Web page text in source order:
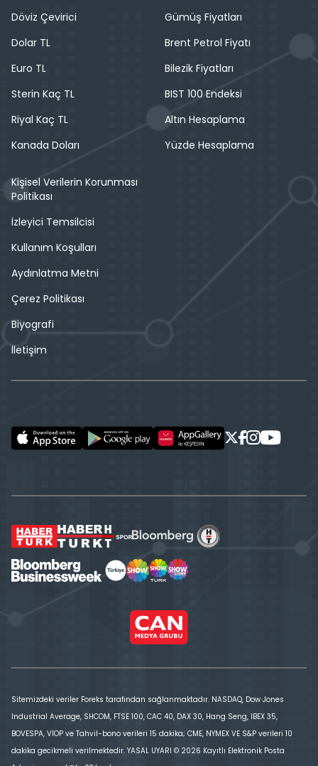
Döviz Çevirici
Dolar TL
Euro TL
Sterin Kaç TL
Riyal Kaç TL
Kanada Doları
Gümüş Fiyatları
Brent Petrol Fiyatı
Bilezik Fiyatları
BIST 100 Endeksi
Altın Hesaplama
Yüzde Hesaplama
Kişisel Verilerin Korunması
Politikası
İzleyici Temsilcisi
Kullanım Koşulları
Aydınlatma Metni
Çerez Politikası
Biyografi
İletişim
Sitemizdeki veriler Foreks tarafından sağlanmaktadır. NASDAQ, Dow Jones
Industrial Average, SHCOM, FTSE 100, CAC 40, DAX 30, Hang Seng, IBEX 35,
BOVESPA, VİOP ve Tahvil-bono verileri 15 dakika; CME, NYMEX VE S&P verileri 10
dakika gecikmeli verilmektedir. YASAL UYARI © 2026 Kayıtlı Elektronik Posta